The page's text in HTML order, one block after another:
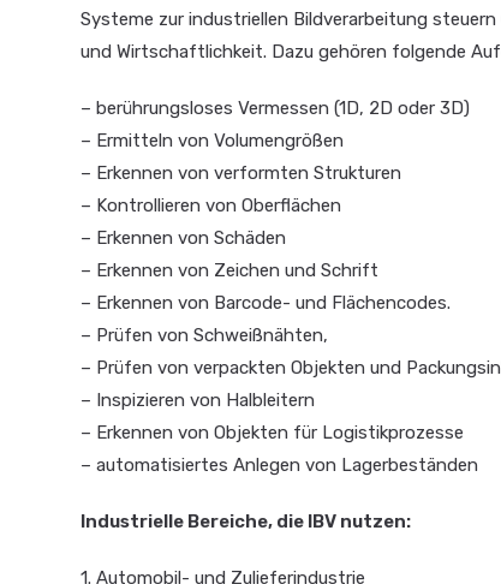
Systeme zur industriellen Bildverarbeitung
und Wirtschaftlichkeit. Dazu gehören folgende
– berührungsloses Vermessen (1D, 2D oder 3D)
– Ermitteln von Volumengrößen
– Erkennen von verformten Strukturen
– Kontrollieren von Oberflächen
– Erkennen von Schäden
– Erkennen von Zeichen und Schrift
– Erkennen von Barcode- und Flächencodes.
– Prüfen von Schweißnähten,
– Prüfen von verpackten Objekten und
– Inspizieren von Halbleitern
– Erkennen von Objekten für Logistikprozesse
– automatisiertes Anlegen von Lagerbeständen
Industrielle Bereiche, die IBV nutzen:
1. Automobil- und Zulieferindustrie